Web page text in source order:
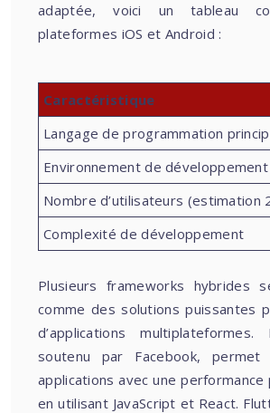
adaptée, voici un tableau
plateformes iOS et Android :
Caractéristique
Langage de programmation
Environnement de développement
Nombre d’utilisateurs (estimation
Complexité de développement
Plusieurs frameworks hybrides
comme des solutions puissantes
d’applications
soutenu par Facebook,
applications avec une
en utilisant JavaScript et React.